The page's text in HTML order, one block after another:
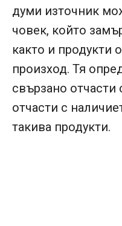
думи източник
човек, който
както и продукти
произход. Тя
свързано отчасти
отчасти с
такива продукти.